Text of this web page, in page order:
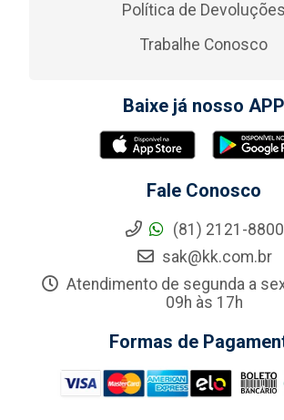
Política de Devoluções
Trabalhe Conosco
Baixe já nosso APP
Fale Conosco
(81) 2121-8800
sak@kk.com.br
Atendimento de segunda a
09h às 17h
Formas de